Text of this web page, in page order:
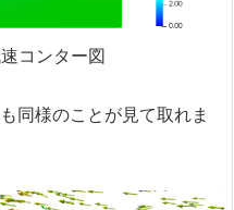
コンター図
同様のことが見て取れま